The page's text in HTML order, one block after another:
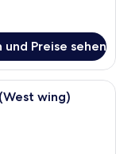
Preise sehen
mit einem großen
wing)